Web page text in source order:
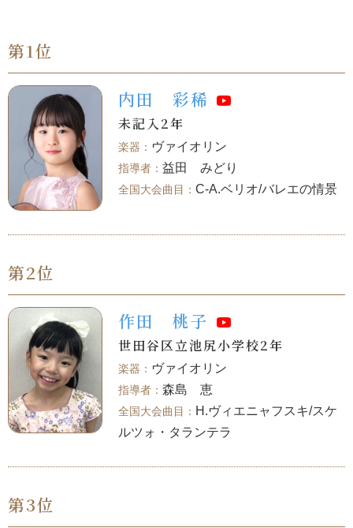
第1位
内田 彩稀
未記入2年
ヴァイオリン
益田 みどり
C-A.ベリオ/バレエの情景
第2位
作田 桃子
世田谷区立池尻小学校2年
ヴァイオリン
森島 恵
H.ヴィエニャフスキ/スケ
ルツォ・タランテラ
第3位